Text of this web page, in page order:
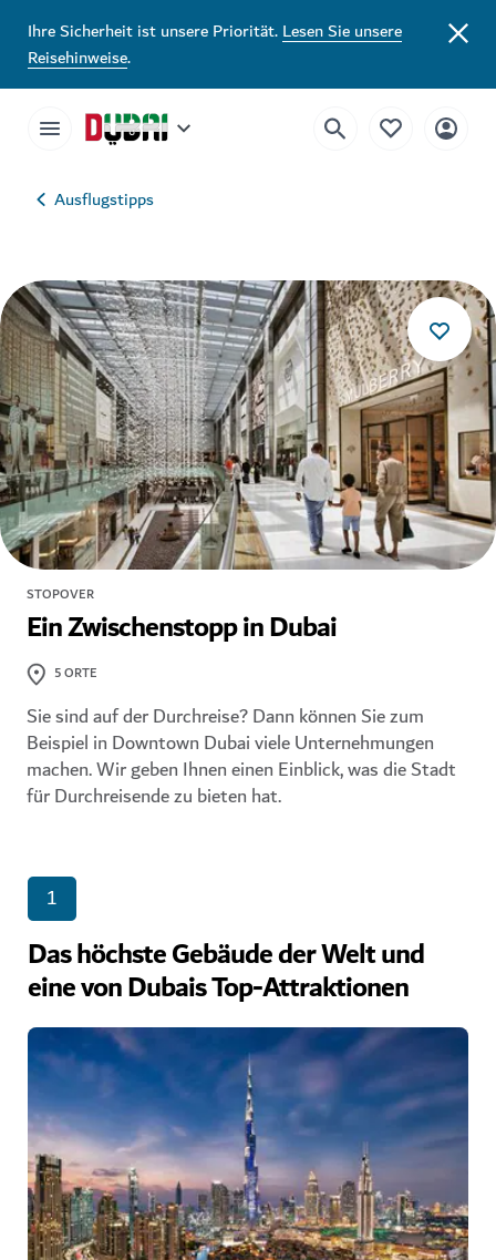
Ihre Sicherheit ist unsere Priorität.Lesen Sie unsere
Reisehinweise.
Ausflugstipps
STOPOVER
Ein Zwischenstopp in Dubai
5ORTE
Sie sind auf der Durchreise? Dann können Sie zum
Beispiel in Downtown Dubai viele Unternehmungen
machen. Wir geben Ihnen einen Einblick, was die Stadt
für Durchreisende zu bieten hat.
1
Das höchste Gebäude der Welt und
eine von Dubais Top-Attraktionen